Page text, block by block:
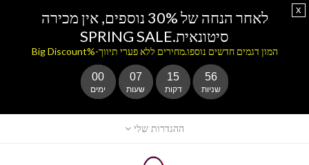
ההגדרות שלי
לאחר הנחה של 30% נוספים, אין מכירה
סיטונאית.SPRING SALE
המון דגמים חדשים נוספו.מחירים ללא פערי תיווך-%Big Discount
00
ימים
07
שעות
15
דקות
56
שניות
x